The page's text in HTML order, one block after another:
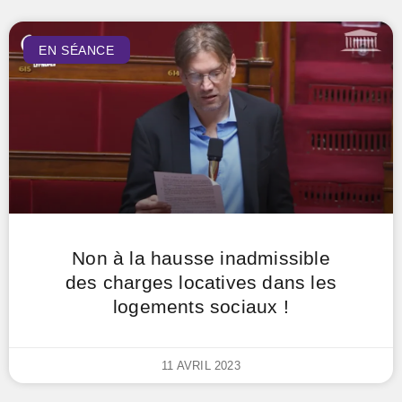
EN SÉANCE
Non à la hausse inadmissible
des charges locatives dans les
logements sociaux !
11 AVRIL 2023